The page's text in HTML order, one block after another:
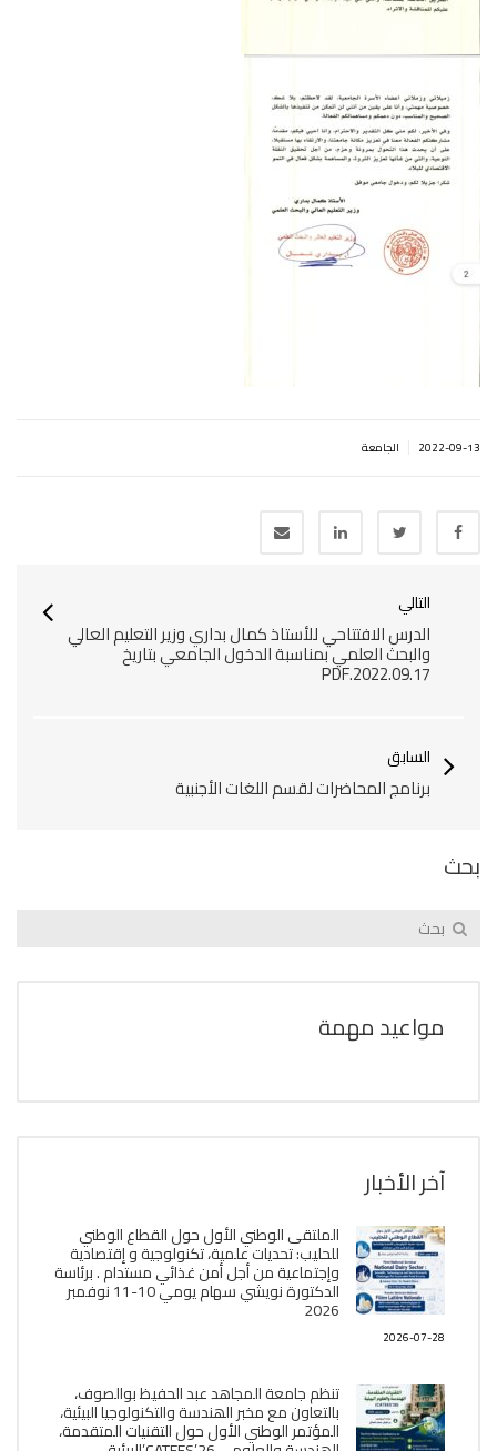
2022-09-13 الجامعة
التالي
الدرس الافتتاحي للأستاذ كمال بداري وزير التعليم العالي
والبحث العلمي بمناسبة الدخول الجامعي بتاريخ
2022.09.17.PDF
السابق
برنامج المحاضرات لقسم اللغات الأجنبية
بحث
مواعيد مهمة
آخر الأخبار
الملتقى الوطني الأول حول القطاع الوطني
للحليب: تحديات علمية، تكنولوجية و إقتصادية
وإجتماعية من أجل أمن غذائي مستدام . برئاسة
الدكتورة نويشي سهام يومي 10-11 نوفمبر
2026
2026-07-28
تنظم جامعة المجاهد عبد الحفيظ بوالصوف،
بالتعاون مع مخبر الھندسة والتكنولوجيا البیئیة،
المؤتمر الوطني الأول حول التقنيات المتقدمة،